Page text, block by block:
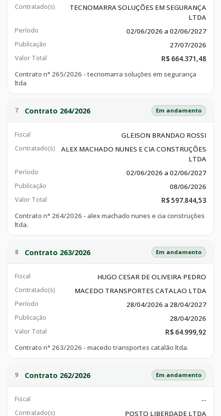
Contratado(s)
TECNOMARRA SOLUÇÕES EM SEGURANÇA
LTDA
Período 02/06/2026 a 02/06/2027
Publicação 27/07/2026
Valor Total
R$ 664.371,48
Contrato n° 265/2026 - tecnomarra soluções em segurança
ltda
7 Contrato 264/2026 Em andamento
Fiscal GLEISON BRANDAO ROSSI
Contratado(s)
ALEX MACHADO NUNES E CIA CONSTRUÇÕES
LTDA
Período 02/06/2026 a 02/06/2027
Publicação 08/06/2026
Valor Total
R$ 597.844,53
Contrato n° 264/2026 - alex machado nunes e cia construções
ltda.
8 Contrato 263/2026 Em andamento
Fiscal HUGO CESAR DE OLIVEIRA PEDRO
Contratado(s) MACEDO TRANSPORTES CATALAO LTDA
Período 28/04/2026 a 28/04/2027
Publicação 28/04/2026
Valor Total
R$ 64.999,92
Contrato n° 263/2026 - macedo transportes catalão ltda.
9 Contrato 262/2026 Em andamento
Fiscal --
Contratado(s) POSTO LIBERDADE LTDA